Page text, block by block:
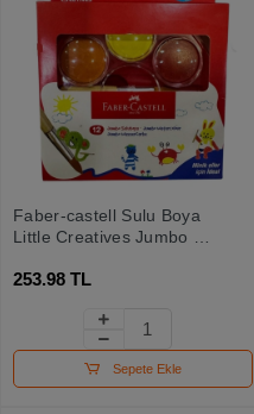
Faber-castell Sulu Boya
Little Creatives Jumbo 12
253.98 TL
Sepete Ekle